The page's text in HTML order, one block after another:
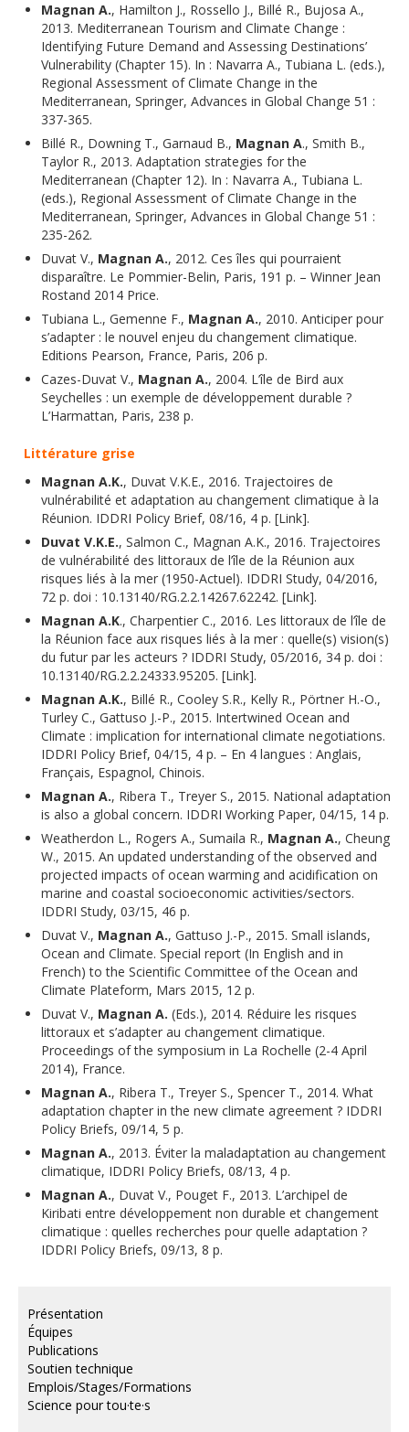
Magnan A., Hamilton J., Rossello J., Billé R., Bujosa A.,
2013. Mediterranean Tourism and Climate Change :
Identifying Future Demand and Assessing Destinations’
Vulnerability (Chapter 15). In : Navarra A., Tubiana L. (eds.),
Regional Assessment of Climate Change in the
Mediterranean, Springer, Advances in Global Change 51 :
337-365.
Billé R., Downing T., Garnaud B., Magnan A., Smith B.,
Taylor R., 2013. Adaptation strategies for the
Mediterranean (Chapter 12). In : Navarra A., Tubiana L.
(eds.), Regional Assessment of Climate Change in the
Mediterranean, Springer, Advances in Global Change 51 :
235-262.
Duvat V., Magnan A., 2012. Ces îles qui pourraient
disparaître. Le Pommier-Belin, Paris, 191 p. – Winner Jean
Rostand 2014 Price.
Tubiana L., Gemenne F., Magnan A., 2010. Anticiper pour
s’adapter : le nouvel enjeu du changement climatique.
Editions Pearson, France, Paris, 206 p.
Cazes-Duvat V., Magnan A., 2004. L’île de Bird aux
Seychelles : un exemple de développement durable ?
L’Harmattan, Paris, 238 p.
Littérature grise
Magnan A.K., Duvat V.K.E., 2016. Trajectoires de
vulnérabilité et adaptation au changement climatique à la
Réunion. IDDRI Policy Brief, 08/16, 4 p. [Link].
Duvat V.K.E., Salmon C., Magnan A.K., 2016. Trajectoires
de vulnérabilité des littoraux de l’île de la Réunion aux
risques liés à la mer (1950-Actuel). IDDRI Study, 04/2016,
72 p. doi : 10.13140/RG.2.2.14267.62242. [Link].
Magnan A.K., Charpentier C., 2016. Les littoraux de l’île de
la Réunion face aux risques liés à la mer : quelle(s) vision(s)
du futur par les acteurs ? IDDRI Study, 05/2016, 34 p. doi :
10.13140/RG.2.2.24333.95205. [Link].
Magnan A.K., Billé R., Cooley S.R., Kelly R., Pörtner H.-O.,
Turley C., Gattuso J.-P., 2015. Intertwined Ocean and
Climate : implication for international climate negotiations.
IDDRI Policy Brief, 04/15, 4 p. – En 4 langues : Anglais,
Français, Espagnol, Chinois.
Magnan A., Ribera T., Treyer S., 2015. National adaptation
is also a global concern. IDDRI Working Paper, 04/15, 14 p.
Weatherdon L., Rogers A., Sumaila R., Magnan A., Cheung
W., 2015. An updated understanding of the observed and
projected impacts of ocean warming and acidification on
marine and coastal socioeconomic activities/sectors.
IDDRI Study, 03/15, 46 p.
Duvat V., Magnan A., Gattuso J.-P., 2015. Small islands,
Ocean and Climate. Special report (In English and in
French) to the Scientific Committee of the Ocean and
Climate Plateform, Mars 2015, 12 p.
Duvat V., Magnan A. (Eds.), 2014. Réduire les risques
littoraux et s’adapter au changement climatique.
Proceedings of the symposium in La Rochelle (2-4 April
2014), France.
Magnan A., Ribera T., Treyer S., Spencer T., 2014. What
adaptation chapter in the new climate agreement ? IDDRI
Policy Briefs, 09/14, 5 p.
Magnan A., 2013. Éviter la maladaptation au changement
climatique, IDDRI Policy Briefs, 08/13, 4 p.
Magnan A., Duvat V., Pouget F., 2013. L’archipel de
Kiribati entre développement non durable et changement
climatique : quelles recherches pour quelle adaptation ?
IDDRI Policy Briefs, 09/13, 8 p.
Présentation
Équipes
Publications
Soutien technique
Emplois/Stages/Formations
Science pour tou·te·s